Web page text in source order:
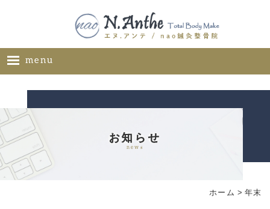
menu
メニュー
ギャラリー
お知らせ
news
ホーム > 年末